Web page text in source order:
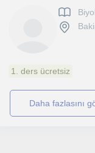
1. ders ücretsiz
daha fazlasını